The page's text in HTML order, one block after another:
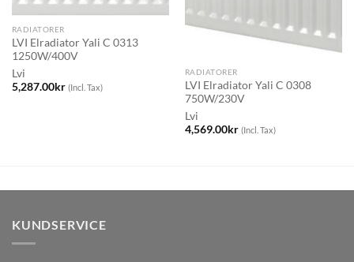
RADIATORER
LVI Elradiator Yali C 0313
1250W/400V
Lvi
5,287.00kr (Incl. Tax)
RADIATORER
LVI Elradiator Yali C 0308
750W/230V
Lvi
4,569.00kr (Incl. Tax)
KUNDSERVICE